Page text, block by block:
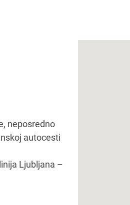
neposredno
autocesti
Ljubljana –